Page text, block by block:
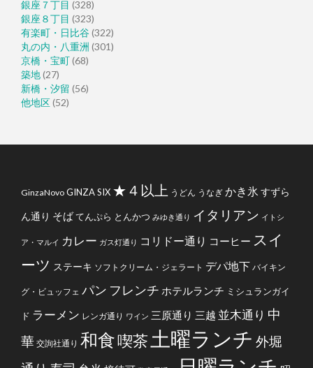
銀座７丁目 (328)
銀座８丁目 (323)
有楽町・日比谷(322)
丸の内・八重洲 (301)
京橋・宝町(68)
築地(27)
新橋・汐留 (56)
他地区(52)
GinzaNovo GINZA SIX ★４以上 うどん うなぎ かき氷 すずら
ん通り そばてんぷら とんかつ みゆき通り イタリアン イトシ
ア・マルイ カレー ガス灯通り コリドー通り コーヒー スイ
ーツ ステーキ ソフトクリーム・ジェラート デパ地下 バイキン
グ・ビュッフェ パン フレンチ ホテルランチ ミシュランガイ
ド ラーメン レンガ通り ワイン 三原通り 三越 並木通り 中
華 交詢社通り 和食喫茶 土曜ランチ 外堀